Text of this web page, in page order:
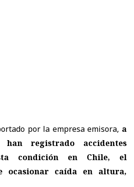
por la empresa emisora, a
registrado accidentes
condición en Chile, el
ocasionar caída en altura,